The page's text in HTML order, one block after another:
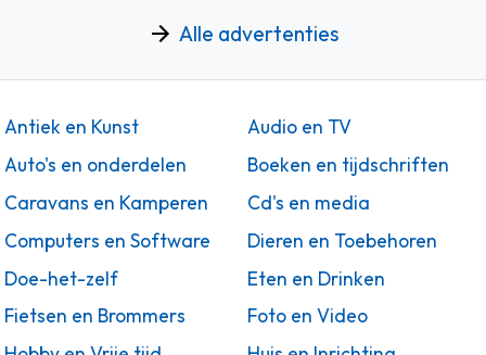
Alle advertenties
Antiek en Kunst
Audio en TV
Auto's en onderdelen
Boeken en tijdschriften
Caravans en Kamperen
Cd's en media
Computers en Software
Dieren en Toebehoren
Doe-het-zelf
Eten en Drinken
Fietsen en Brommers
Foto en Video